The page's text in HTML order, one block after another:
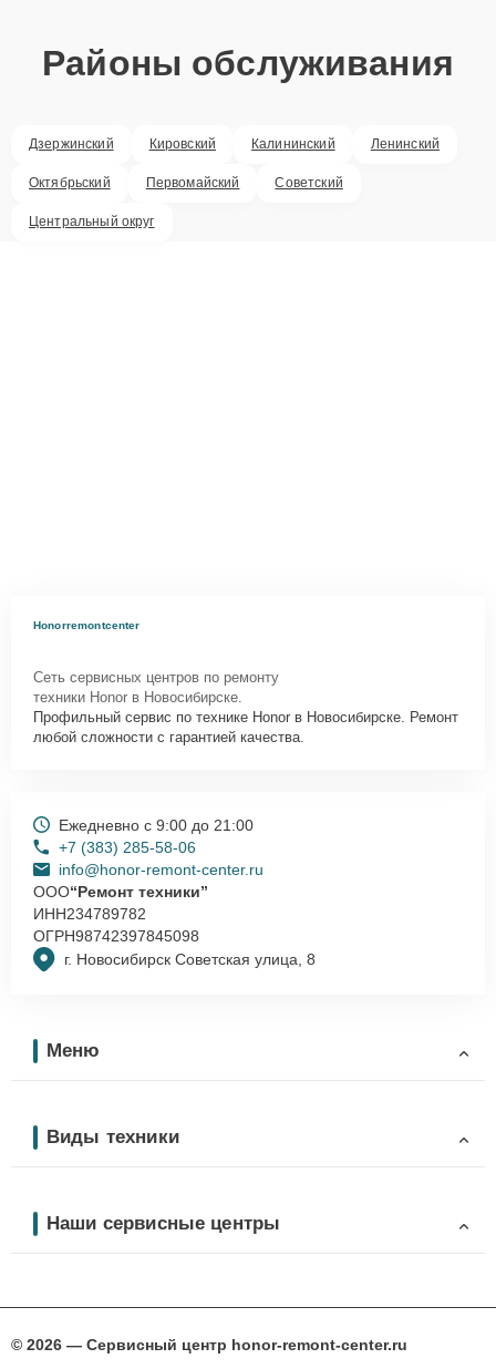
Районы обслуживания
Дзержинский Кировский Калининский Ленинский
Октябрьский Первомайский Советский
Центральный округ
Honorremontcenter
Сеть сервисных центров по ремонту
техники Honor в Новосибирске.
Профильный сервис по технике Honor в Новосибирске. Ремонт
любой сложности с гарантией качества.
г. Новосибирск Советская улица, 8
Ежедневно с 9:00 до 21:00
+7 (383) 285-58-06
info@honor-remont-center.ru
ООО“Ремонт техники”
ИНН234789782
ОГРН98742397845098
Меню
Виды техники
Наши сервисные центры
© 2026 — Сервисный центр honor-remont-center.ru